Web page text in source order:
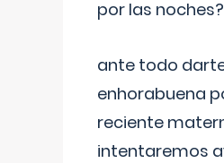
por las
ante todo
enhorabuena
reciente
intentaremos